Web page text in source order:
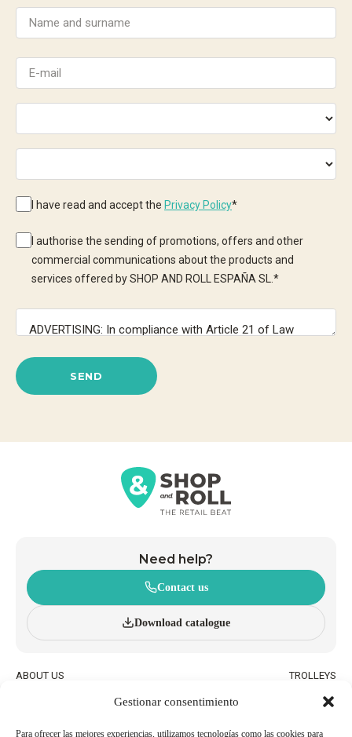
Gestionar consentimiento
Para ofrecer las mejores experiencias, utilizamos tecnologías como las cookies para
I have read and accept the Privacy Policy*
I authorise the sending of promotions, offers and other
commercial communications about the products and
services offered by SHOP AND ROLL ESPAÑA SL. *
SEND
Need help?
Contact us
Download catalogue
ABOUT US
BLOG
TROLLEYS
HAND BASKETS